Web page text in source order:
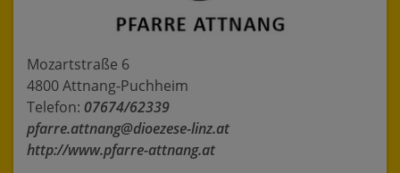
Mozartstraße 6
4800 Attnang-Puchheim
Telefon: 07674/62339
pfarre.attnang@dioezese-linz.at
http://www.pfarre-attnang.at